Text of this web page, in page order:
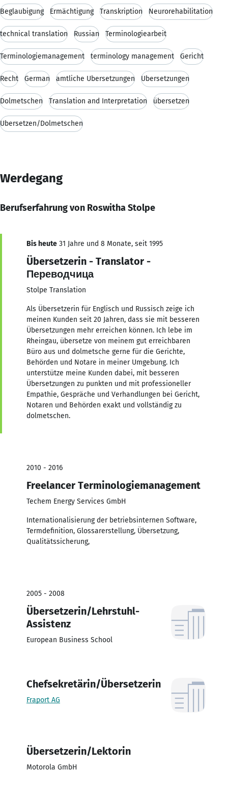
Beglaubigung Ermächtigung Transkription Neurorehabilitation
technical translation Russian Terminologiearbeit
Terminologiemanagement terminology management Gericht
Recht German amtliche Übersetzungen Übersetzungen
Dolmetschen Translation and Interpretation übersetzen
Übersetzen/Dolmetschen
Werdegang
Berufserfahrung von Roswitha Stolpe
Bis heute 31 Jahre und 8 Monate, seit 1995
Übersetzerin - Translator -
Переводчица
Stolpe Translation
Als Übersetzerin für Englisch und Russisch zeige ich
meinen Kunden seit 20 Jahren, dass sie mit besseren
Übersetzungen mehr erreichen können. Ich lebe im
Rheingau, übersetze von meinem gut erreichbaren
Büro aus und dolmetsche gerne für die Gerichte,
Behörden und Notare in meiner Umgebung. Ich
unterstütze meine Kunden dabei, mit besseren
Übersetzungen zu punkten und mit professioneller
Empathie, Gespräche und Verhandlungen bei Gericht,
Notaren und Behörden exakt und vollständig zu
dolmetschen.
2010 - 2016
Freelancer Terminologiemanagement
Techem Energy Services GmbH
Internationalisierung der betriebsinternen Software,
Termdefinition, Glossarerstellung, Übersetzung,
Qualitätssicherung,
2005 - 2008
Übersetzerin/Lehrstuhl-
Assistenz
European Business School
Chefsekretärin/Übersetzerin
Fraport AG
Übersetzerin/Lektorin
Motorola GmbH